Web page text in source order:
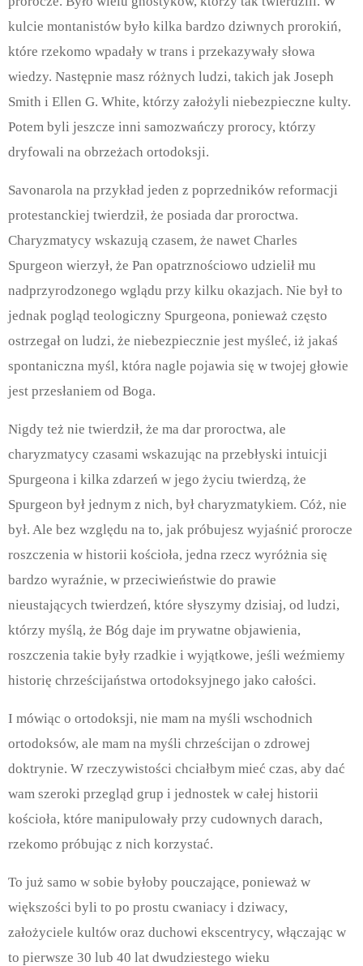
kulcie montanistów było kilka bardzo dziwnych prorokiń,
które rzekomo wpadały w trans i przekazywały słowa
wiedzy. Następnie masz różnych ludzi, takich jak Joseph
Smith i Ellen G. White, którzy założyli niebezpieczne kulty.
Potem byli jeszcze inni samozwańczy prorocy, którzy
dryfowali na obrzeżach ortodoksji.
Savonarola na przykład jeden z poprzedników reformacji
protestanckiej twierdził, że posiada dar proroctwa.
Charyzmatycy wskazują czasem, że nawet Charles
Spurgeon wierzył, że Pan opatrznościowo udzielił mu
nadprzyrodzonego wglądu przy kilku okazjach. Nie był to
jednak pogląd teologiczny Spurgeona, ponieważ często
ostrzegał on ludzi, że niebezpiecznie jest myśleć, iż jakaś
spontaniczna myśl, która nagle pojawia się w twojej głowie
jest przesłaniem od Boga.
Nigdy też nie twierdził, że ma dar proroctwa, ale
charyzmatycy czasami wskazując na przebłyski intuicji
Spurgeona i kilka zdarzeń w jego życiu twierdzą, że
Spurgeon był jednym z nich, był charyzmatykiem. Cóż, nie
był. Ale bez względu na to, jak próbujesz wyjaśnić prorocze
roszczenia w historii kościoła, jedna rzecz wyróżnia się
bardzo wyraźnie, w przeciwieństwie do prawie
nieustających twierdzeń, które słyszymy dzisiaj, od ludzi,
którzy myślą, że Bóg daje im prywatne objawienia,
roszczenia takie były rzadkie i wyjątkowe, jeśli weźmiemy
historię chrześcijaństwa ortodoksyjnego jako całości.
I mówiąc o ortodoksji, nie mam na myśli wschodnich
ortodoksów, ale mam na myśli chrześcijan o zdrowej
doktrynie. W rzeczywistości chciałbym mieć czas, aby dać
wam szeroki przegląd grup i jednostek w całej historii
kościoła, które manipulowały przy cudownych darach,
rzekomo próbując z nich korzystać.
To już samo w sobie byłoby pouczające, ponieważ w
większości byli to po prostu cwaniacy i dziwacy,
założyciele kultów oraz duchowi ekscentrycy, włączając w
to pierwsze 30 lub 40 lat dwudziestego wieku